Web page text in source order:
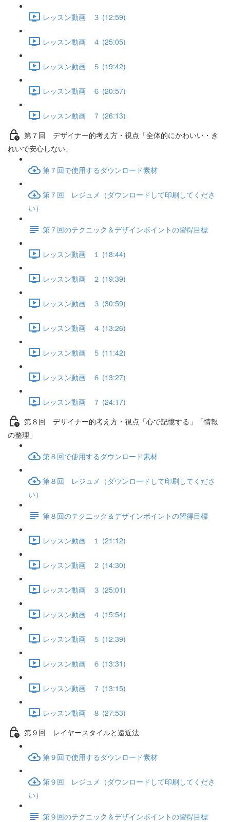
レッスン動画 ３ (12:59)
レッスン動画 ４ (25:05)
レッスン動画 ５ (19:42)
レッスン動画 ６ (20:57)
レッスン動画 ７ (26:13)
第７回 デザイナー的考え方・視点「全体的にかわいい・き
れいで安心しない」
第７回で使用するダウンロード素材
第７回 レジュメ（ダウンロードして印刷してくださ
い）
第７回のテクニック＆デザインポイントの習得目標
レッスン動画 １ (18:44)
レッスン動画 ２ (19:39)
レッスン動画 ３ (30:59)
レッスン動画 ４ (13:26)
レッスン動画 ５ (11:42)
レッスン動画 ６ (13:27)
レッスン動画 ７ (24:17)
第８回 デザイナー的考え方・視点「心で記憶する」「情報
の整理」
第８回で使用するダウンロード素材
第８回 レジュメ（ダウンロードして印刷してくださ
い）
第８回のテクニック＆デザインポイントの習得目標
レッスン動画 １ (21:12)
レッスン動画 ２ (14:30)
レッスン動画 ３ (25:01)
レッスン動画 ４ (15:54)
レッスン動画 ５ (12:39)
レッスン動画 ６ (13:31)
レッスン動画 ７ (13:15)
レッスン動画 ８ (27:53)
第９回 レイヤースタイルと遠近法
第９回で使用するダウンロード素材
第９回 レジュメ（ダウンロードして印刷してくださ
い）
第９回のテクニック＆デザインポイントの習得目標